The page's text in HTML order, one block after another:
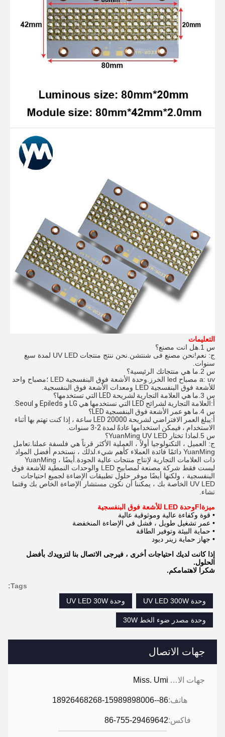
جهات الاتصال
جهات الاتصال: Miss. Umi
هاتف:86--18926468268-15989898006
فاكس:86-755-29469642
التعليمات
س 1.هل انت مصنع؟
ج: نعم!نحن مصنع فى شنتشن.نحن ننتج منتجات UV LED لمدة سبع
سنوات.
س 2.ما هي منتجاتك الرئيسية؟
a: uv مصباح led الخرز.وحدة الأشعة فوق البنفسجية LED ؛مصباح واحد
للأشعة فوق البنفسجية LED ومعدات الأشعة فوق البنفسجية.
س 3.
ما هي العلامة التجارية لشريحة LED التي تستخدمها؟
أ:العلامة التجارية لشرائح LED التي نستخدمها هي LG و Epileds و Seoul.
س 4.
ما هو عمر الأشعة فوق البنفسجية LED؟
أ:
يبلغ العمر الافتراضي لشريحة LED 20000 ساعة ، إذا كنت تهتم بها أثناء
الاستخدام ، فيمكن استخدامها عادةً لمدة 2-3 سنوات.
س 5.
لماذا تختار YuanMing UV LED؟
ج: العميل ، التكنولوجيا أولاً ، العملية الأكثر قرناً هي فلسفة عملنا.تعامل
YuanMing دائمًا فائدة العملاء كأهم شيء.لذلك ، نستخدم أفضل المواد
ذات العلامات التجارية لإنتاج منتجات عالية الجودة.أيضًا ، YuanMing
ليست فقط شركة مصنعة لمصابيح LED والوحدات النمطية للأشعة فوق
البنفسجية ، ولكنها أيضًا موفر حلول تطبيقات الإضاءة لجميع احتياجات
UV LED الخاصة بك ، يمكننا أن نكون مستشار الإضاءة الخاص بك وقتما
تشاء.
ميزة Fوحدة LED للأشعة فوق البنفسجية
• قوة وكفاءة عالية وموثوقية عالية
• عمر تشغيل طويل ، فشل في الإضاءة المنخفضة
• حماية البيئة وتوفير الطاقة
• جهاز حماية زينر ديود
إذا كانت لديك احتياجات أخرى ، فيرجى الاتصال بنا لتزويدك بأفضل
الحلول.
شكرا لاهتمامكم.
Tags:
وحدة UV LED 300W
وحدة UV LED 30W
وحدة مصدر ضوء الخط 30W